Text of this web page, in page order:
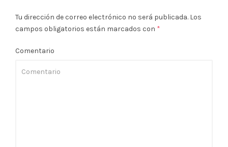
Tu dirección de correo electrónico no será publicada. Los
campos obligatorios están marcados con *
Comentario